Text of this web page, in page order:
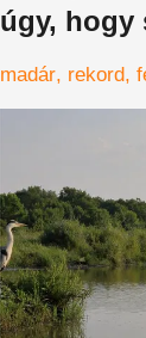
úgy, hogy
madár rekord